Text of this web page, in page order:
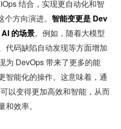
结合，实现更自动化和智
方向演进。 智能变更是 Dev
的场景。例如，随着大模型
代码缺陷自动发现等方面增加
为 DevOps 带来了更多的能
智能化的操作。这意味着，通
以变得更加高效和智能，从而
效率。